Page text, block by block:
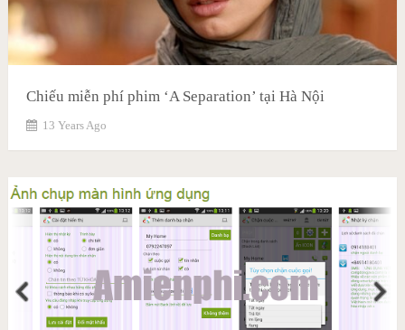
Chiếu miễn phí phim ‘A Separation’ tại Hà Nội
13 Years Ago